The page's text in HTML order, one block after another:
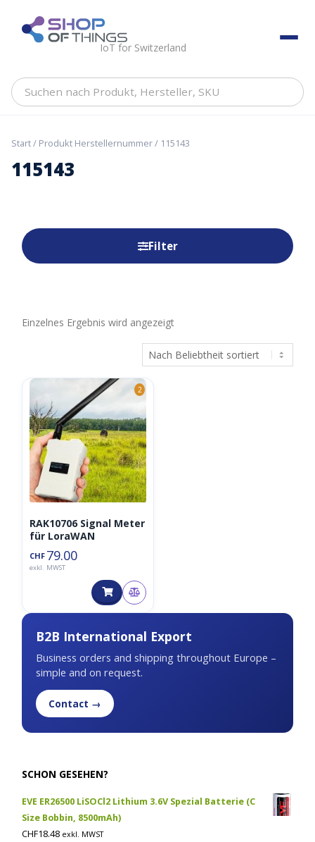
content ShopOfThings
IoT for Switzerland
Suchen
Hersteller,
Start/ Produkt Herstellernummer / 115143
115143
Filter
B2B International Export
Business orders and shipping throughout Europe –
simple and on request.
Contact →
SCHON GESEHEN?
EVE ER26500 LiSOCl2 Lithium 3.6V Spezial Batterie (C
Size Bobbin, 8500mAh)
CHF18.48 exkl. MWST
Einzelnes Ergebnis wird angezeigt
2
RAK10706 Signal Meter
für LoraWAN
CHF 79.00
exkl. MWST